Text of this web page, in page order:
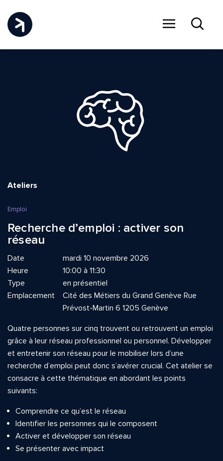
Ateliers
Emploi
Recherche d’emploi : activer son
réseau
Date
mardi 10 novembre 2026
Heure
10:00 à 11:30
Type
en présentiel
Emplacement
Cité des Métiers du Grand Genève Rue
Prévost-Martin 6 1205 Genève
Quatre personnes sur cinq trouvent ou retrouvent un emploi
grâce à leur réseau professionnel ou personnel. Développer
et entretenir son réseau pour le mobiliser lors d’une
recherche d’emploi peut donc s’avérer crucial. Cet atelier se
consacre à cette thématique en abordant les points
suivants:
Comprendre ce qu’est le réseau
Identifier les personnes qui le composent
Activer et développer son réseau
Se présenter avec impact